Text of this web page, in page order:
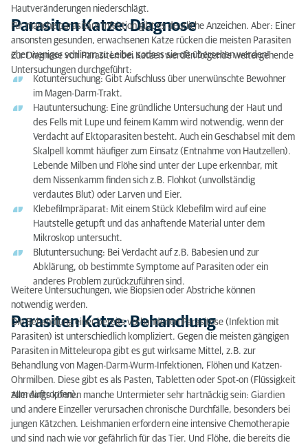
Hautveränderungen niederschlägt.
Parasiten Katze: Diagnose
Für manche parasitäre Infektion gibt es deutliche Anzeichen. Aber: Einer
ansonsten gesunden, erwachsenen Katze rücken die meisten Parasiten
eher weniger schlimm zu Leibe, sodass sie oft übersehen werden!
Zur Diagnose von Parasiten bei Katzen werden folgende weitergehende
Untersuchungen durchgeführt:
Kotuntersuchung: Gibt Aufschluss über unerwünschte Bewohner
im Magen-Darm-Trakt.
Hautuntersuchung: Eine gründliche Untersuchung der Haut und
des Fells mit Lupe und feinem Kamm wird notwendig, wenn der
Verdacht auf Ektoparasiten besteht. Auch ein Geschabsel mit dem
Skalpell kommt häufiger zum Einsatz (Entnahme von Hautzellen).
Lebende Milben und Flöhe sind unter der Lupe erkennbar, mit
dem Nissenkamm finden sich z.B. Flohkot (unvollständig
verdautes Blut) oder Larven und Eier.
Klebefilmpräparat: Mit einem Stück Klebefilm wird auf eine
Hautstelle getupft und das anhaftende Material unter dem
Mikroskop untersucht.
Blutuntersuchung: Bei Verdacht auf z.B. Babesien und zur
Abklärung, ob bestimmte Symptome auf Parasiten oder ein
anderes Problem zurückzuführen sind.
Weitere Untersuchungen, wie Biopsien oder Abstriche können
notwendig werden.
Parasiten Katze: Behandlung
Die Behandlung einer bereits vorhandenen Parasitose (Infektion mit
Parasiten) ist unterschiedlich kompliziert. Gegen die meisten gängigen
Parasiten in Mitteleuropa gibt es gut wirksame Mittel, z.B. zur
Behandlung von Magen-Darm-Wurm-Infektionen, Flöhen und Katzen-
Ohrmilben. Diese gibt es als Pasten, Tabletten oder Spot-on (Flüssigkeit
zum Auftropfen).
Allerdings können manche Untermieter sehr hartnäckig sein: Giardien
und andere Einzeller verursachen chronische Durchfälle, besonders bei
jungen Kätzchen. Leishmanien erfordern eine intensive Chemotherapie
und sind nach wie vor gefährlich für das Tier. Und Flöhe, die bereits die